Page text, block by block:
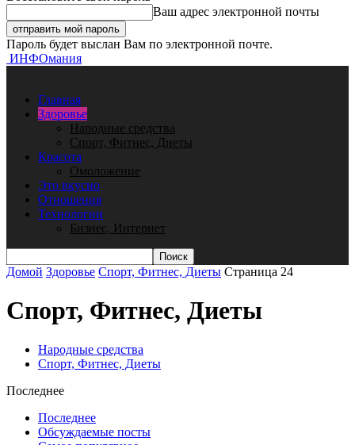
Ваш адрес электронной почты
Пароль будет выслан Вам по электронной почте.
ИНФОмания
Главная
Здоровье
Народные средства
Спорт, Фитнес, Диеты
Красота
Омоложение
Это вкусно
Отношения
Технологии
Бизнес, Интернет
Домой Здоровье Спорт, Фитнес, Диеты Страница 24
Спорт, Фитнес, Диеты
Народные средства
Спорт, Фитнес, Диеты
Последнее
Последнее
Обсуждаемые посты